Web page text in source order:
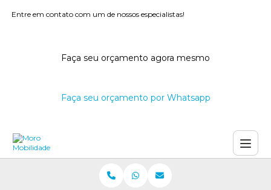
Entre em contato com um de nossos especialistas!
Faça seu orçamento agora mesmo
Faça seu orçamento por Whatsapp